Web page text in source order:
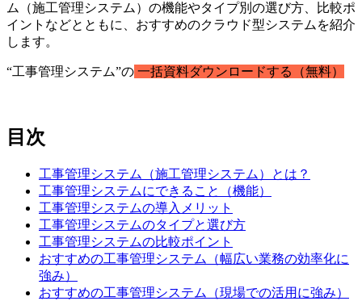
ム（施工管理システム）の機能やタイプ別の選び方、比較ポ
イントなどとともに、おすすめのクラウド型システムを紹介
します。
“工事管理システム”の 一括資料ダウンロードする（無料）
目次
工事管理システム（施工管理システム）とは？
工事管理システムにできること（機能）
工事管理システムの導入メリット
工事管理システムのタイプと選び方
工事管理システムの比較ポイント
おすすめの工事管理システム（幅広い業務の効率化に
強み）
おすすめの工事管理システム（現場での活用に強み）